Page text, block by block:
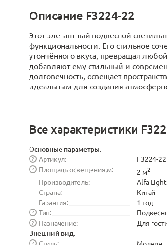
Описание F3224-22
Этот элегантный подвесной
функциональности. Его стильное
утончённого вкуса, превращая
добавляют ему стильный и
долговечность, освещает
идеальным для создания
Все характеристики
Основные параметры:
Артикул:
?
F3224-22
Площадь освещения,м:
? 2 м2
Производитель:
Alfa Light
Страна:
Китай
Гарантия:
1 год
Тип:
?
Назначение:
? Для
Внешний вид:
Стиль:
?
Модерн